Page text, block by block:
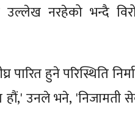
नरहेको भन्दै
हुने परिस्थिति
उनले भने, 'निजामती